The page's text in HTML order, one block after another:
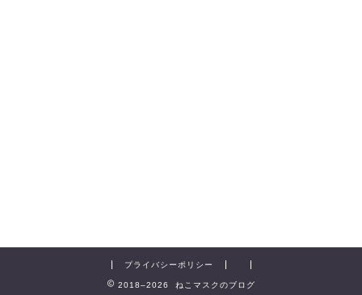
プライバシーポリシー
2018–2026 ねこマスクのブログ